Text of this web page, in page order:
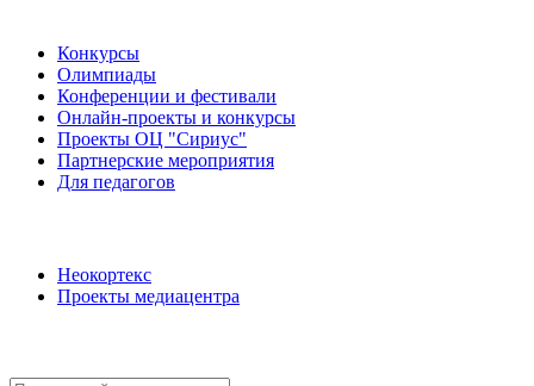
Конкурсы
Олимпиады
Конференции и фестивали
Онлайн-проекты и конкурсы
Проекты ОЦ "Сириус"
Партнерские мероприятия
Для педагогов
Неокортекс
Проекты медиацентра